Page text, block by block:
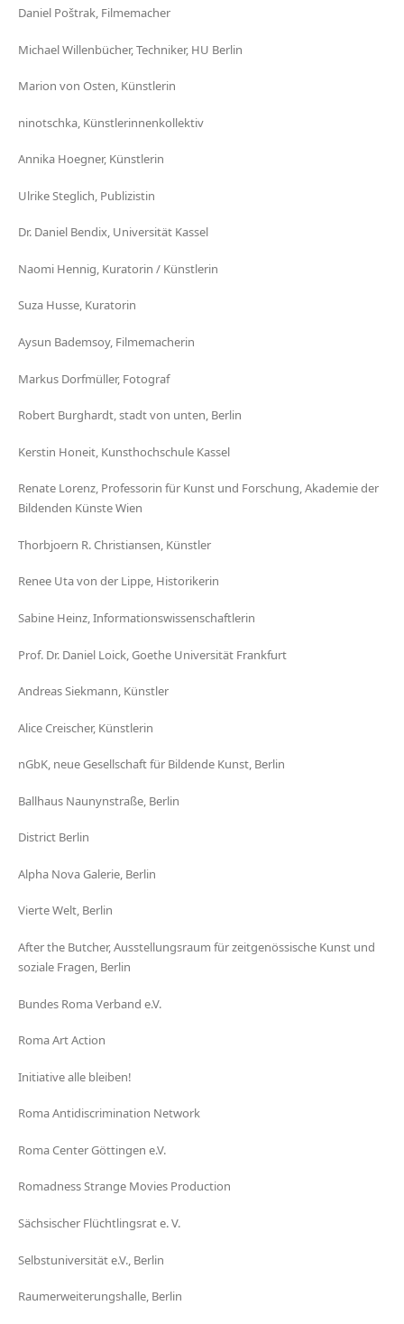
Daniel Poštrak, Filmemacher
Michael Willenbücher, Techniker, HU Berlin
Marion von Osten, Künstlerin
ninotschka, Künstlerinnenkollektiv
Annika Hoegner, Künstlerin
Ulrike Steglich, Publizistin
Dr. Daniel Bendix, Universität Kassel
Naomi Hennig, Kuratorin / Künstlerin
Suza Husse, Kuratorin
Aysun Bademsoy, Filmemacherin
Markus Dorfmüller, Fotograf
Robert Burghardt, stadt von unten, Berlin
Kerstin Honeit, Kunsthochschule Kassel
Renate Lorenz, Professorin für Kunst und Forschung, Akademie der
Bildenden Künste Wien
Thorbjoern R. Christiansen, Künstler
Renee Uta von der Lippe, Historikerin
Sabine Heinz, Informationswissenschaftlerin
Prof. Dr. Daniel Loick, Goethe Universität Frankfurt
Andreas Siekmann, Künstler
Alice Creischer, Künstlerin
nGbK, neue Gesellschaft für Bildende Kunst, Berlin
Ballhaus Naunynstraße, Berlin
District Berlin
Alpha Nova Galerie, Berlin
Vierte Welt, Berlin
After the Butcher, Ausstellungsraum für zeitgenössische Kunst und
soziale Fragen, Berlin
Bundes Roma Verband e.V.
Roma Art Action
Initiative alle bleiben!
Roma Antidiscrimination Network
Roma Center Göttingen e.V.
Romadness Strange Movies Production
Sächsischer Flüchtlingsrat e. V.
Selbstuniversität e.V., Berlin
Raumerweiterungshalle, Berlin